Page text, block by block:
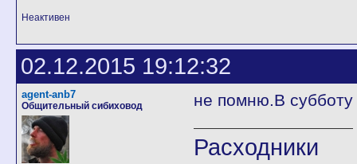
Неактивен
02.12.2015 19:12:32
agent-anb7
Общительный сибиховод не помню.В субботу